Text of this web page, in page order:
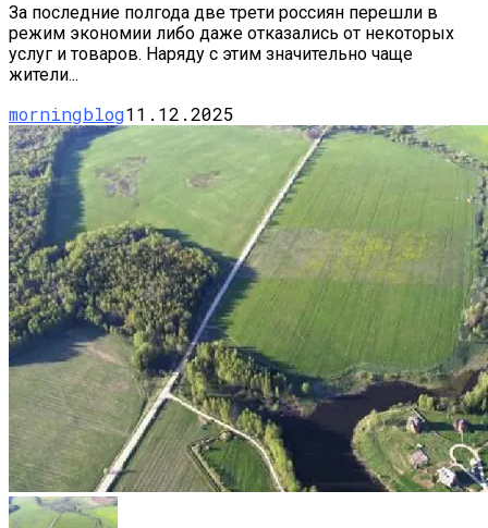
За последние полгода две трети россиян перешли в
режим экономии либо даже отказались от некоторых
услуг и товаров. Наряду с этим значительно чаще
жители...
morningblog11.12.2025